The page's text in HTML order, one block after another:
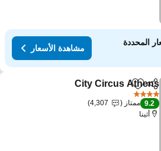
المحددة
مشاهدة الأسعار
مشاركةAdd to favorites
City Circus Athens
9.2 ممتاز
4,307
أثينا